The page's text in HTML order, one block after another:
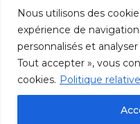
Nous utilisons des
expérience de
personnalisés et
Tout accepter », vous
cookies. Politique
Écoutez